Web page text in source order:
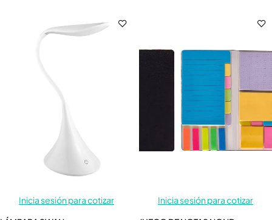
Inicia sesión para cotizar
Inicia sesión para cotizar